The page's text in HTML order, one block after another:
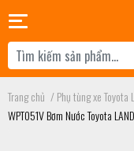
Trang chủ /Phụ tùng xe Toyota
WPT051V Bơm Nước Toyota